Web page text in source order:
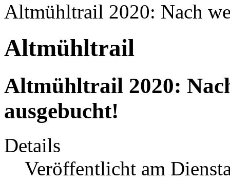
Altmühltrail 2020: Nach
Altmühltrail
Altmühltrail 2020:
ausgebucht!
Details
Veröffentlicht am